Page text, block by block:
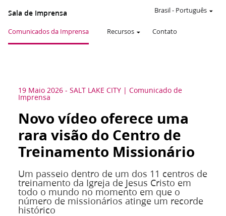
Sala de Imprensa
Comunicados da Imprensa Recursos Contato
Brasil- Português
19 Maio 2026 - SALT LAKE CITY Comunicado de
Imprensa
Novo vídeo oferece uma
rara visão do Centro de
Treinamento Missionário
Um passeio dentro de um dos 11 centros de
treinamento da Igreja de Jesus Cristo em
todo o mundo no momento em que o
número de missionários atinge um recorde
histórico